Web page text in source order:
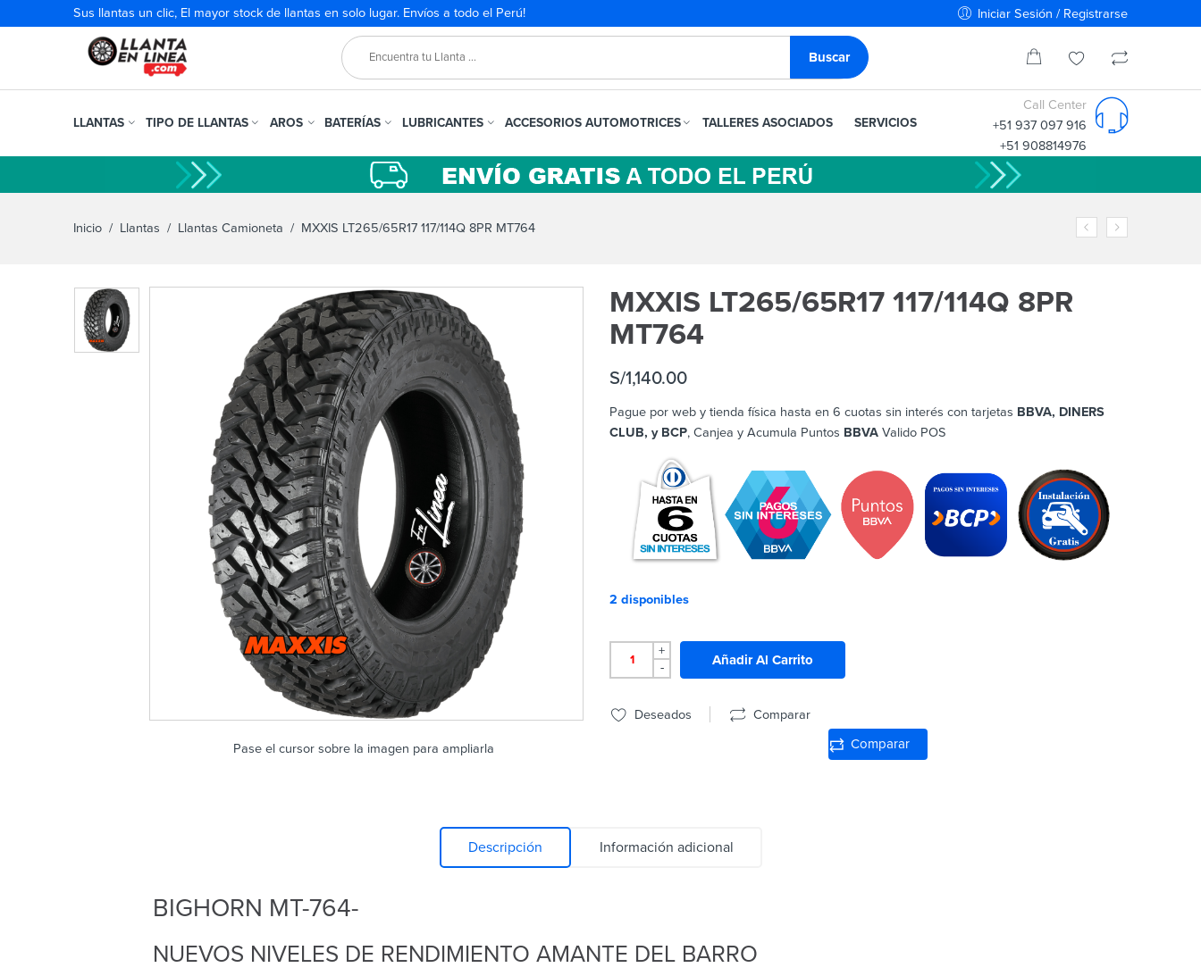
Sus llantas un clic, El mayor stock de llantas en solo lugar. Envíos a todo el Perú! Iniciar Sesión / Registrarse
LLANTAS TIPO DE LLANTAS AROS BATERÍAS LUBRICANTES ACCESORIOS AUTOMOTRICES TALLERES ASOCIADOS SERVICIOS
Call Center
+51 937 097 916
+51 908814976
Inicio / Llantas / Llantas Camioneta / MXXIS LT265/65R17 117/114Q 8PR MT764
Pase el cursor sobre la imagen para ampliarla
MXXIS LT265/65R17 117/114Q 8PR
MT764
S/1,140.00
Pague por web y tienda física hasta en 6 cuotas sin interés con tarjetas BBVA, DINERS
CLUB, y BCP, Canjea y Acumula Puntos BBVA Valido POS
2 disponibles
+
-
Añadir Al Carrito
Deseados Comparar
Comparar
Descripción Información adicional
BIGHORN MT-764-
NUEVOS NIVELES DE RENDIMIENTO AMANTE DEL BARRO